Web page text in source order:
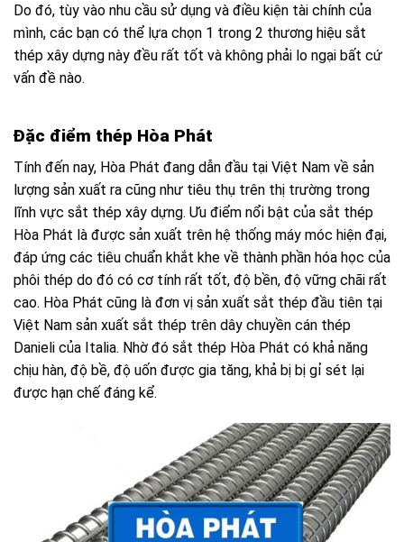
Do đó, tùy vào nhu cầu sử dụng và điều kiện tài chính của
mình, các bạn có thể lựa chọn 1 trong 2 thương hiệu sắt
thép xây dựng này đều rất tốt và không phải lo ngại bất cứ
vấn đề nào.
Đặc điểm thép Hòa Phát
Tính đến nay, Hòa Phát đang dẫn đầu tại Việt Nam về sản
lượng sản xuất ra cũng như tiêu thụ trên thị trường trong
lĩnh vực sắt thép xây dựng. Ưu điểm nổi bật của sắt thép
Hòa Phát là được sản xuất trên hệ thống máy móc hiện đại,
đáp ứng các tiêu chuẩn khắt khe về thành phần hóa học của
phôi thép do đó có cơ tính rất tốt, độ bền, độ vững chãi rất
cao. Hòa Phát cũng là đơn vị sản xuất sắt thép đầu tiên tại
Việt Nam sản xuất sắt thép trên dây chuyền cán thép
Danieli của Italia. Nhờ đó sắt thép Hòa Phát có khả năng
chịu hàn, độ bề, độ uốn được gia tăng, khả bị bị gỉ sét lại
được hạn chế đáng kể.